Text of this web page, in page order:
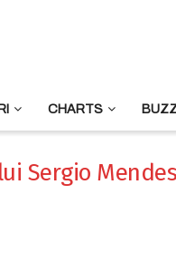
CHARTS
Sergio